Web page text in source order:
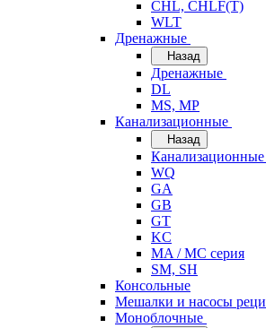
CHL, CHLF(T)
WLT
Дренажные
Назад
Дренажные
DL
MS, MP
Канализационные
Назад
Канализационные
WQ
GA
GB
GT
KC
MA / MC серия
SM, SH
Консольные
Мешалки и насосы
Моноблочные